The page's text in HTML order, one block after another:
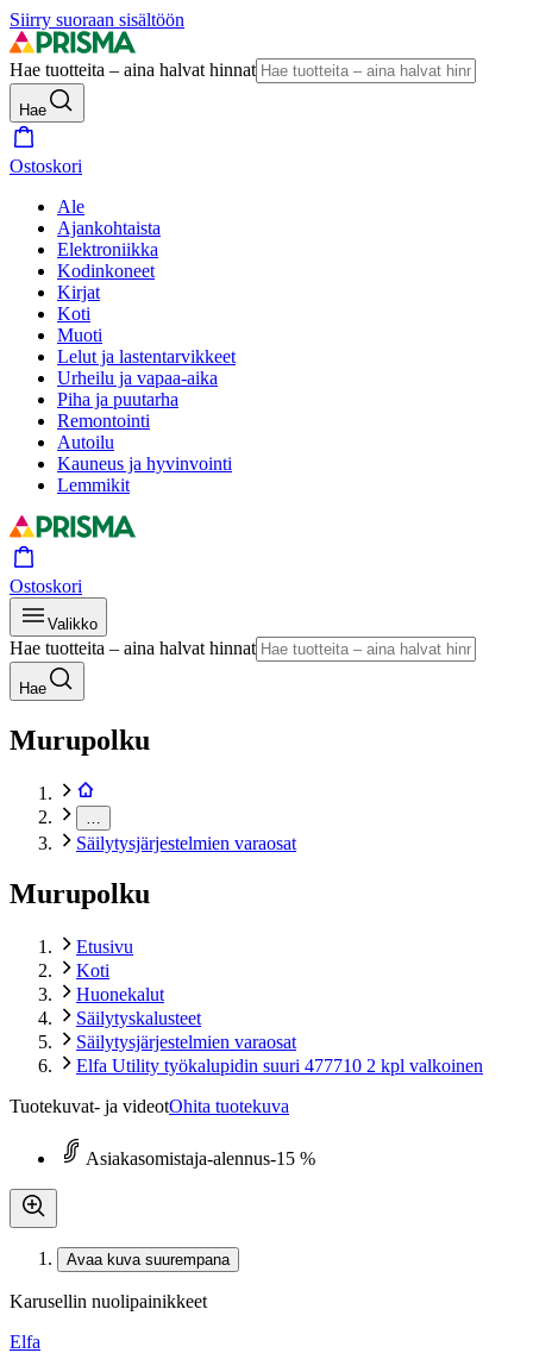
Siirry suoraan sisältöön
Hae tuotteita – aina halvat hinnat
Hae
Ostoskori
Ale
Ajankohtaista
Elektroniikka
Kodinkoneet
Kirjat
Koti
Muoti
Lelut ja lastentarvikkeet
Urheilu ja vapaa-aika
Piha ja puutarha
Remontointi
Autoilu
Kauneus ja hyvinvointi
Lemmikit
Ostoskori
Valikko
Hae tuotteita – aina halvat hinnat
Hae
Murupolku
Säilytysjärjestelmien varaosat
Murupolku
Etusivu
Koti
Huonekalut
Säilytyskalusteet
Säilytysjärjestelmien varaosat
Elfa Utility työkalupidin suuri 477710 2 kpl valkoinen
Tuotekuvat- ja videotOhita tuotekuva
Asiakasomistaja-alennus-15 %
Avaa kuva suurempana
Karusellin nuolipainikkeet
Elfa